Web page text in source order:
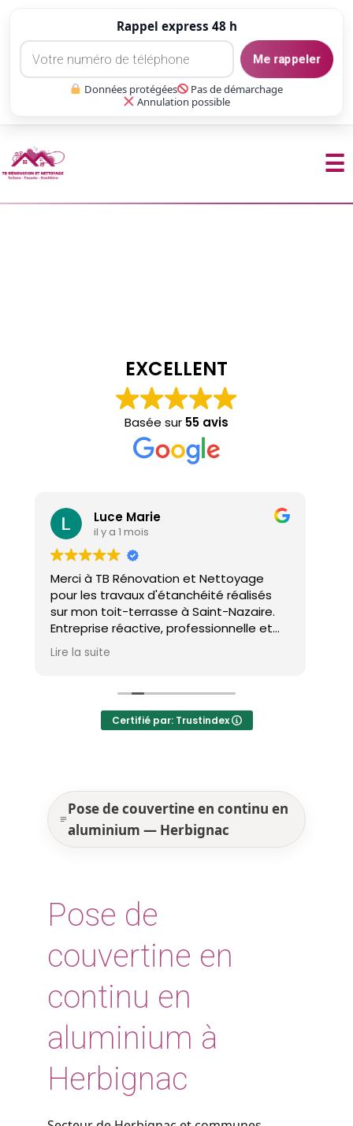
Rappel express 48 h
Me rappeler
Données protégées
Pas de démarchage
Annulation possible
☰
EXCELLENT
Basée sur 55 avis
Luce Marie
il y a 1 mois
Merci à TB Rénovation et Nettoyage
pour les travaux d'étanchéité réalisés
sur mon toit-terrasse à Saint-Nazaire.
Entreprise réactive, professionnelle et
agréable. Le travail a été réalisé avec
soin et dans les délais. Je recommande
Lire la suite
Certifié par: Trustindex
Pose de couvertine en continu en
aluminium — Herbignac
Pose de
couvertine en
continu en
aluminium à
Herbignac